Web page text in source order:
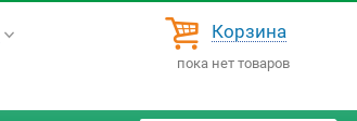
Корзина
пока нет товаров